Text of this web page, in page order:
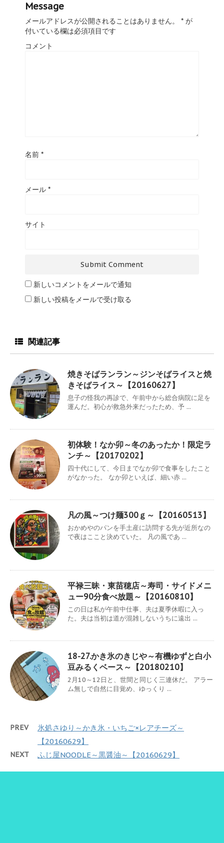
Message
メールアドレスが公開されることはありません。 * が
付いている欄は必須項目です
コメント
名前 *
メール *
サイト
新しいコメントをメールで通知
新しい投稿をメールで受け取る
関連記事
焼きそばランラン～ジンそばライスと焼
きそばライス～【20160627】
息子の怪我の再診で、午前中から総合病院に足を
運んだ。初心が救急外来だったため、予 ...
初体験！なか卯～冬のあったか！限定ラ
ンチ～【20170202】
四十代にして、今日までなか卯で食事をしたこと
がなかった。 なか卯といえば、細い赤 ...
凡の風～つけ麺300ｇ～【20160513】
おかめやのパンを手土産に訪問する先が近所なの
で夜はここと決めていた。 凡の風であ ...
平禄三昧・東苗穂店～寿司・サイドメニ
ュー90分食べ放題～【20160810】
この日は私が午前中仕事、夫は夏季休暇に入っ
た。夫は当初は道が混雑しないうちに遠出 ...
18-27.かき氷のきじや～有機ゆずと白小
豆みるくベース～【20180210】
2月10～12日と、世間と同じく三連休だ。 アラー
ム無しで自然に目覚め、ゆっくり ...
PREV
氷処さゆり～かき氷・いちご×レアチーズ～
【20160629】
NEXT ふじ屋NOODLE～黒醤油～【20160629】